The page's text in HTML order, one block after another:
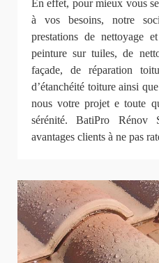
En effet, pour mieux vous
à vos besoins, notre
prestations de nettoyage
peinture sur tuiles, de
façade, de réparation
d’étanchéité toiture ainsi
nous votre projet e toute
sérénité. BatiPro Rénov
avantages clients à ne pas